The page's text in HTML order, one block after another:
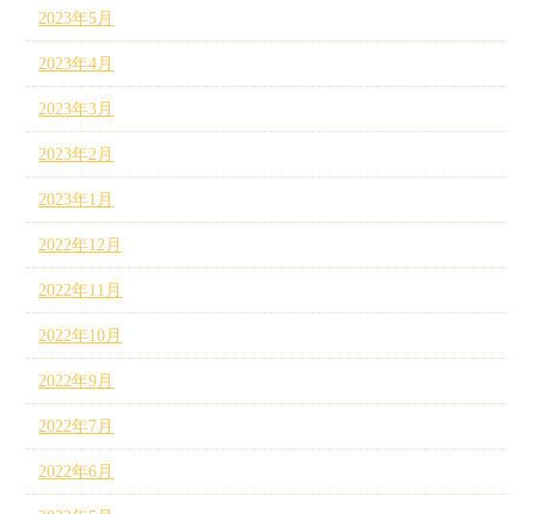
2023年5月
2023年4月
2023年3月
2023年2月
2023年1月
2022年12月
2022年11月
2022年10月
2022年9月
2022年7月
2022年6月